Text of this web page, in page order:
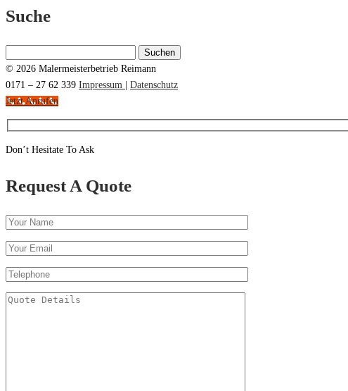
Suche
nach:
© 2026 Malermeisterbetrieb Reimann
0171 – 27 62 339 Impressum
Datenschutz
Jetzt Anrufen
Don’t Hesitate To Ask
Request A Quote